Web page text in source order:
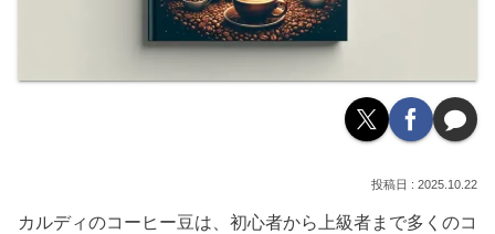
2025.10.22
カルディのコーヒー豆は、初心者から上級者まで多くのコ